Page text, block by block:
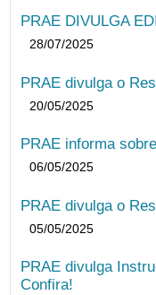
PRAE DIVULGA
28/07/2025
PRAE divulga o
20/05/2025
PRAE informa
06/05/2025
PRAE divulga o
05/05/2025
PRAE divulga
Confira!